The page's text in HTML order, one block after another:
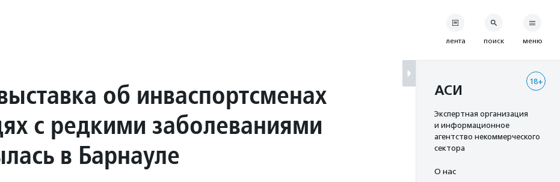
об инваспортсменах
с редкими заболеваниями
в Барнауле
лента поиск меню
18+
АСИ
Экспертная организация
и информационное
агентство некоммерческого
сектора
О нас